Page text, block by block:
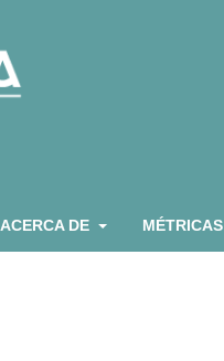
ACERCA DE MÉTRICAS